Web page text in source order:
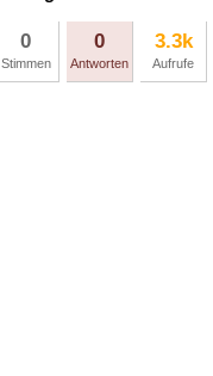
0
Stimmen
0
Antworten
3.3k
Aufrufe